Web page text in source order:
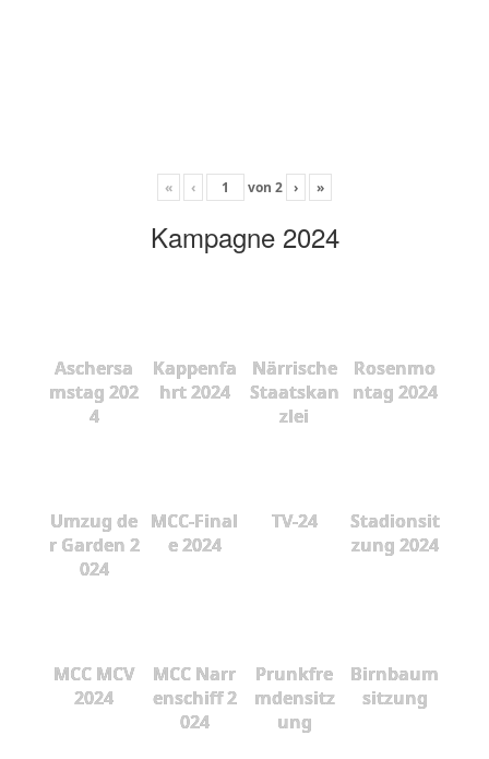
« ‹ von 2 › »
Kampagne 2024
Aschersa
mstag 202
4
Kappenfa
hrt 2024
Närrische
Staatskan
zlei
Rosenmo
ntag 2024
Umzug de
r Garden 2
024
MCC-Final
e 2024
TV-24
Stadionsit
zung 2024
MCC MCV
2024
MCC Narr
enschiff 2
024
Prunkfre
mdensitz
ung
Birnbaum
sitzung